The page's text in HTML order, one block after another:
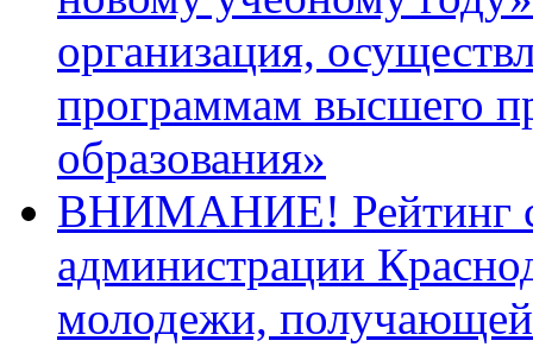
организация,
программам высшего
образования»
ВНИМАНИЕ! Рейтинг
администрации
молодежи,